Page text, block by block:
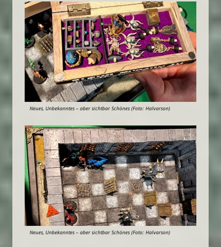
Neues, Unbekanntes – aber sichtbar Schönes (Foto: Halvarson)
Neues, Unbekanntes – aber sichtbar Schönes (Foto: Halvarson)